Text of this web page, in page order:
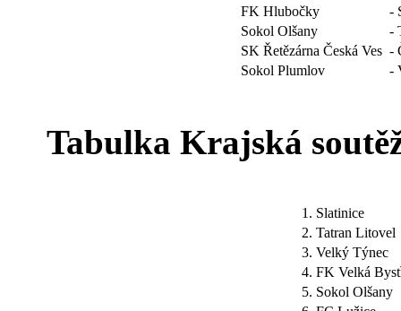
FK Hlubočky
-
Sokol Olšany
-
SK Řetězárna Česká Ves -
Sokol Plumlov
-
Tabulka Krajská
1. Slatinice
2. Tatran Litovel
3. Velký Týnec
4. FK Velká
5. Sokol Olšany